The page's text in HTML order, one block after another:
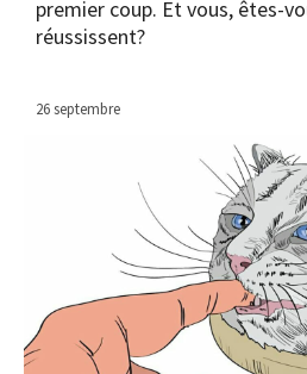
premier coup. Et vous, êtes-
réussissent?
26 septembre